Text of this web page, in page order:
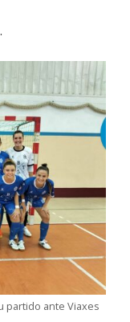
partido ante Viaxes